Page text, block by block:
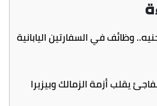
لـ86 ألف جنيه.. وظائف في السفارتين اليابانية
يقلب أزمة الزمالك وبيزيرا